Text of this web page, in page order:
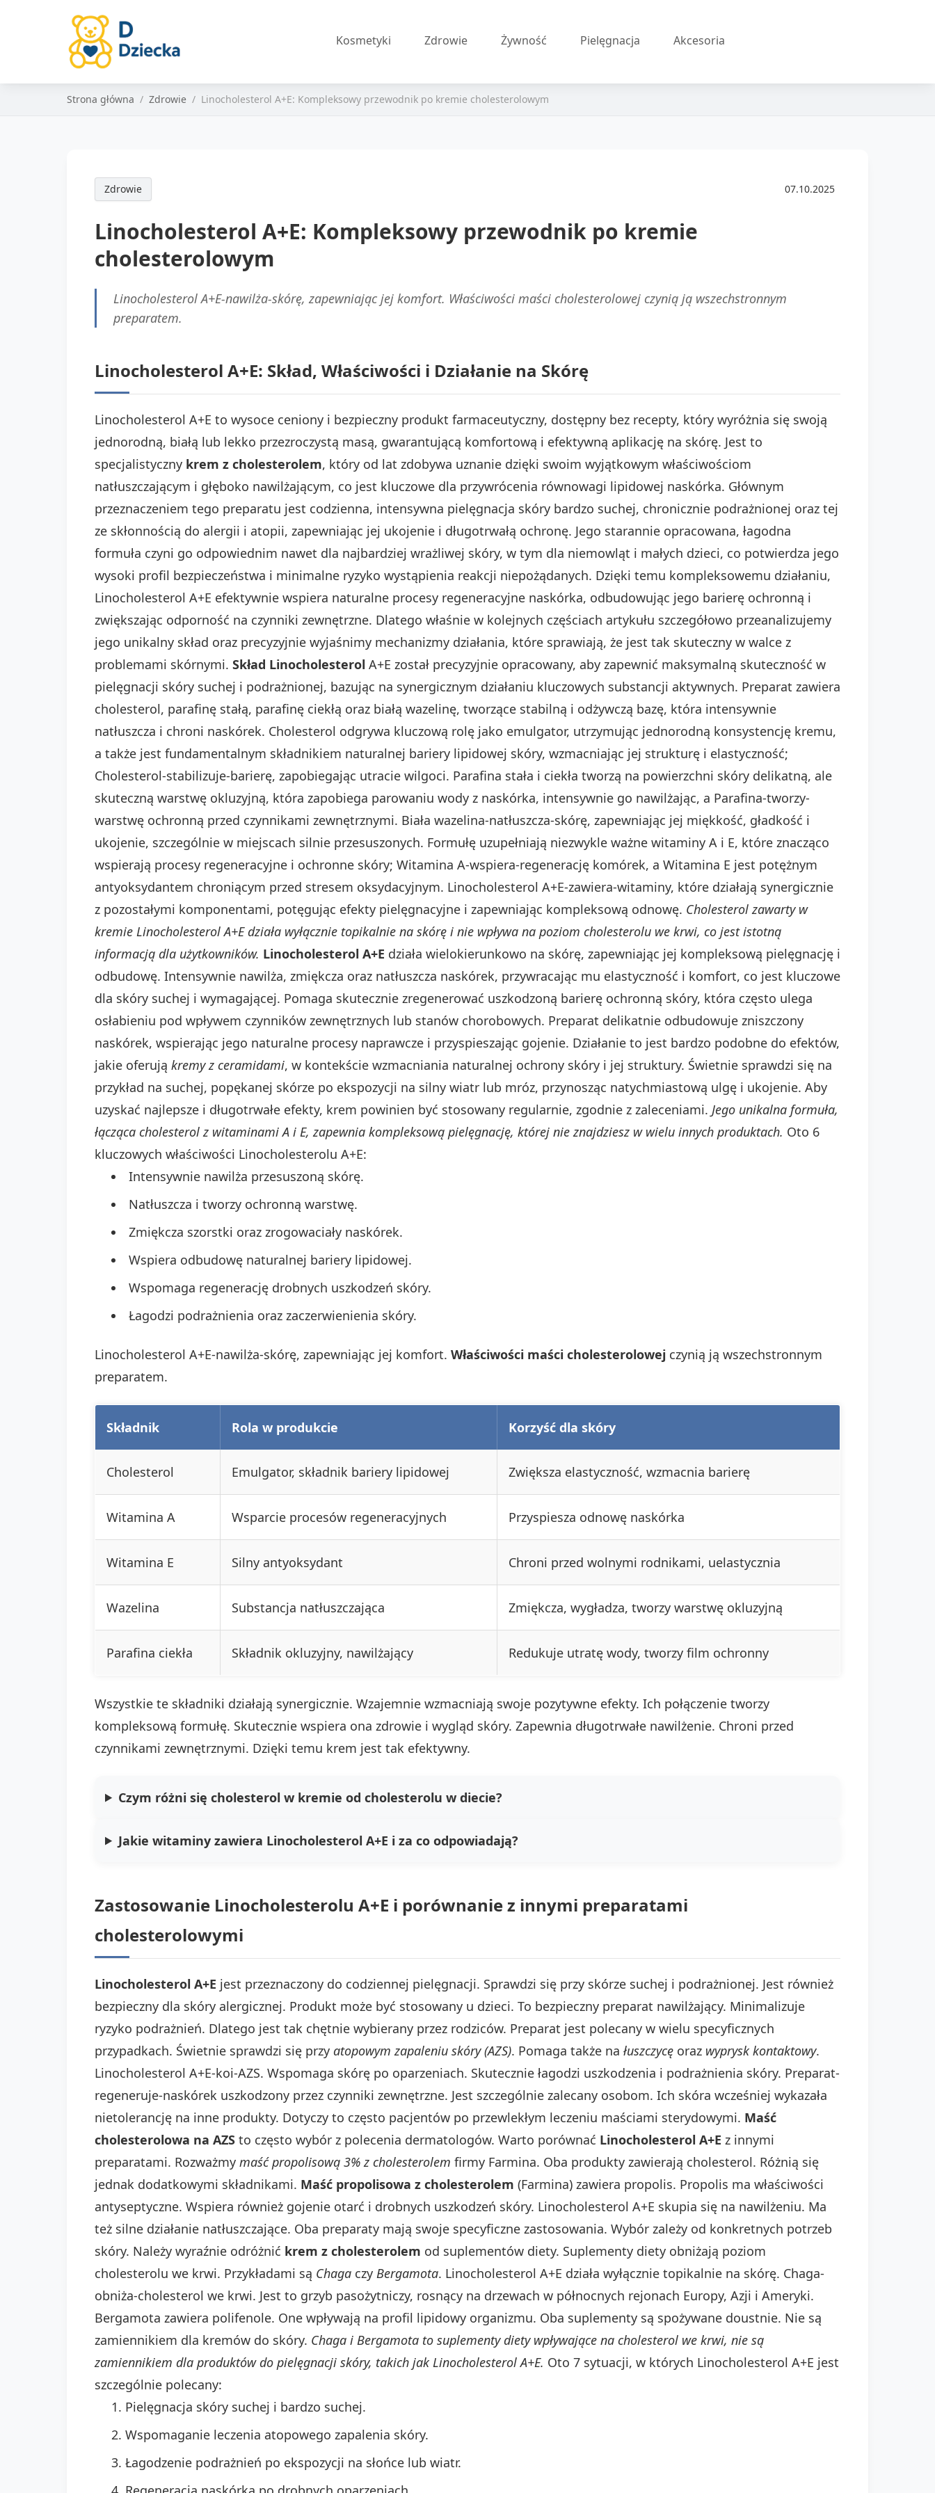
Kosmetyki Zdrowie Żywność Pielęgnacja Akcesoria
Strona główna Zdrowie Linocholesterol A+E: Kompleksowy przewodnik po kremie cholesterolowym
Zdrowie 07.10.2025
Linocholesterol A+E: Kompleksowy przewodnik po kremie
cholesterolowym
Linocholesterol A+E-nawilża-skórę, zapewniając jej komfort. Właściwości maści cholesterolowej czynią ją wszechstronnym
preparatem.
Linocholesterol A+E: Skład, Właściwości i Działanie na Skórę
Linocholesterol A+E to wysoce ceniony i bezpieczny produkt farmaceutyczny, dostępny bez recepty, który wyróżnia się swoją
jednorodną, białą lub lekko przezroczystą masą, gwarantującą komfortową i efektywną aplikację na skórę. Jest to
specjalistyczny krem z cholesterolem, który od lat zdobywa uznanie dzięki swoim wyjątkowym właściwościom
natłuszczającym i głęboko nawilżającym, co jest kluczowe dla przywrócenia równowagi lipidowej naskórka. Głównym
przeznaczeniem tego preparatu jest codzienna, intensywna pielęgnacja skóry bardzo suchej, chronicznie podrażnionej oraz tej
ze skłonnością do alergii i atopii, zapewniając jej ukojenie i długotrwałą ochronę. Jego starannie opracowana, łagodna
formuła czyni go odpowiednim nawet dla najbardziej wrażliwej skóry, w tym dla niemowląt i małych dzieci, co potwierdza jego
wysoki profil bezpieczeństwa i minimalne ryzyko wystąpienia reakcji niepożądanych. Dzięki temu kompleksowemu działaniu,
Linocholesterol A+E efektywnie wspiera naturalne procesy regeneracyjne naskórka, odbudowując jego barierę ochronną i
zwiększając odporność na czynniki zewnętrzne. Dlatego właśnie w kolejnych częściach artykułu szczegółowo przeanalizujemy
jego unikalny skład oraz precyzyjnie wyjaśnimy mechanizmy działania, które sprawiają, że jest tak skuteczny w walce z
problemami skórnymi. Skład Linocholesterol A+E został precyzyjnie opracowany, aby zapewnić maksymalną skuteczność w
pielęgnacji skóry suchej i podrażnionej, bazując na synergicznym działaniu kluczowych substancji aktywnych. Preparat zawiera
cholesterol, parafinę stałą, parafinę ciekłą oraz białą wazelinę, tworzące stabilną i odżywczą bazę, która intensywnie
natłuszcza i chroni naskórek. Cholesterol odgrywa kluczową rolę jako emulgator, utrzymując jednorodną konsystencję kremu,
a także jest fundamentalnym składnikiem naturalnej bariery lipidowej skóry, wzmacniając jej strukturę i elastyczność;
Cholesterol-stabilizuje-barierę, zapobiegając utracie wilgoci. Parafina stała i ciekła tworzą na powierzchni skóry delikatną, ale
skuteczną warstwę okluzyjną, która zapobiega parowaniu wody z naskórka, intensywnie go nawilżając, a Parafina-tworzy-
warstwę ochronną przed czynnikami zewnętrznymi. Biała wazelina-natłuszcza-skórę, zapewniając jej miękkość, gładkość i
ukojenie, szczególnie w miejscach silnie przesuszonych. Formułę uzupełniają niezwykle ważne witaminy A i E, które znacząco
wspierają procesy regeneracyjne i ochronne skóry; Witamina A-wspiera-regenerację komórek, a Witamina E jest potężnym
antyoksydantem chroniącym przed stresem oksydacyjnym. Linocholesterol A+E-zawiera-witaminy, które działają synergicznie
z pozostałymi komponentami, potęgując efekty pielęgnacyjne i zapewniając kompleksową odnowę. Cholesterol zawarty w
kremie Linocholesterol A+E działa wyłącznie topikalnie na skórę i nie wpływa na poziom cholesterolu we krwi, co jest istotną
informacją dla użytkowników. Linocholesterol A+E działa wielokierunkowo na skórę, zapewniając jej kompleksową pielęgnację i
odbudowę. Intensywnie nawilża, zmiękcza oraz natłuszcza naskórek, przywracając mu elastyczność i komfort, co jest kluczowe
dla skóry suchej i wymagającej. Pomaga skutecznie zregenerować uszkodzoną barierę ochronną skóry, która często ulega
osłabieniu pod wpływem czynników zewnętrznych lub stanów chorobowych. Preparat delikatnie odbudowuje zniszczony
naskórek, wspierając jego naturalne procesy naprawcze i przyspieszając gojenie. Działanie to jest bardzo podobne do efektów,
jakie oferują kremy z ceramidami, w kontekście wzmacniania naturalnej ochrony skóry i jej struktury. Świetnie sprawdzi się na
przykład na suchej, popękanej skórze po ekspozycji na silny wiatr lub mróz, przynosząc natychmiastową ulgę i ukojenie. Aby
uzyskać najlepsze i długotrwałe efekty, krem powinien być stosowany regularnie, zgodnie z zaleceniami. Jego unikalna formuła,
łącząca cholesterol z witaminami A i E, zapewnia kompleksową pielęgnację, której nie znajdziesz w wielu innych produktach. Oto 6
kluczowych właściwości Linocholesterolu A+E:
Intensywnie nawilża przesuszoną skórę.
Natłuszcza i tworzy ochronną warstwę.
Zmiękcza szorstki oraz zrogowaciały naskórek.
Wspiera odbudowę naturalnej bariery lipidowej.
Wspomaga regenerację drobnych uszkodzeń skóry.
Łagodzi podrażnienia oraz zaczerwienienia skóry.
Linocholesterol A+E-nawilża-skórę, zapewniając jej komfort. Właściwości maści cholesterolowej czynią ją wszechstronnym
preparatem.
Składnik Rola w produkcie Korzyść dla skóry
Cholesterol Emulgator, składnik bariery lipidowej Zwiększa elastyczność, wzmacnia barierę
Witamina A Wsparcie procesów regeneracyjnych Przyspiesza odnowę naskórka
Witamina E Silny antyoksydant Chroni przed wolnymi rodnikami, uelastycznia
Wazelina Substancja natłuszczająca Zmiękcza, wygładza, tworzy warstwę okluzyjną
Parafina ciekła Składnik okluzyjny, nawilżający Redukuje utratę wody, tworzy film ochronny
Wszystkie te składniki działają synergicznie. Wzajemnie wzmacniają swoje pozytywne efekty. Ich połączenie tworzy
kompleksową formułę. Skutecznie wspiera ona zdrowie i wygląd skóry. Zapewnia długotrwałe nawilżenie. Chroni przed
czynnikami zewnętrznymi. Dzięki temu krem jest tak efektywny.
Czym różni się cholesterol w kremie od cholesterolu w diecie?
Jakie witaminy zawiera Linocholesterol A+E i za co odpowiadają?
Zastosowanie Linocholesterolu A+E i porównanie z innymi preparatami
cholesterolowymi
Linocholesterol A+E jest przeznaczony do codziennej pielęgnacji. Sprawdzi się przy skórze suchej i podrażnionej. Jest również
bezpieczny dla skóry alergicznej. Produkt może być stosowany u dzieci. To bezpieczny preparat nawilżający. Minimalizuje
ryzyko podrażnień. Dlatego jest tak chętnie wybierany przez rodziców. Preparat jest polecany w wielu specyficznych
przypadkach. Świetnie sprawdzi się przy atopowym zapaleniu skóry (AZS). Pomaga także na łuszczycę oraz wyprysk kontaktowy.
Linocholesterol A+E-koi-AZS. Wspomaga skórę po oparzeniach. Skutecznie łagodzi uszkodzenia i podrażnienia skóry. Preparat-
regeneruje-naskórek uszkodzony przez czynniki zewnętrzne. Jest szczególnie zalecany osobom. Ich skóra wcześniej wykazała
nietolerancję na inne produkty. Dotyczy to często pacjentów po przewlekłym leczeniu maściami sterydowymi. Maść
cholesterolowa na AZS to często wybór z polecenia dermatologów. Warto porównać Linocholesterol A+E z innymi
preparatami. Rozważmy maść propolisową 3% z cholesterolem firmy Farmina. Oba produkty zawierają cholesterol. Różnią się
jednak dodatkowymi składnikami. Maść propolisowa z cholesterolem (Farmina) zawiera propolis. Propolis ma właściwości
antyseptyczne. Wspiera również gojenie otarć i drobnych uszkodzeń skóry. Linocholesterol A+E skupia się na nawilżeniu. Ma
też silne działanie natłuszczające. Oba preparaty mają swoje specyficzne zastosowania. Wybór zależy od konkretnych potrzeb
skóry. Należy wyraźnie odróżnić krem z cholesterolem od suplementów diety. Suplementy diety obniżają poziom
cholesterolu we krwi. Przykładami są Chaga czy Bergamota. Linocholesterol A+E działa wyłącznie topikalnie na skórę. Chaga-
obniża-cholesterol we krwi. Jest to grzyb pasożytniczy, rosnący na drzewach w północnych rejonach Europy, Azji i Ameryki.
Bergamota zawiera polifenole. One wpływają na profil lipidowy organizmu. Oba suplementy są spożywane doustnie. Nie są
zamiennikiem dla kremów do skóry. Chaga i Bergamota to suplementy diety wpływające na cholesterol we krwi, nie są
zamiennikiem dla produktów do pielęgnacji skóry, takich jak Linocholesterol A+E. Oto 7 sytuacji, w których Linocholesterol A+E jest
szczególnie polecany:
Pielęgnacja skóry suchej i bardzo suchej.
Wspomaganie leczenia atopowego zapalenia skóry.
Łagodzenie podrażnień po ekspozycji na słońce lub wiatr.